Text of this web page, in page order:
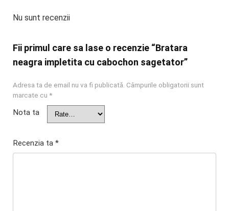
Nu sunt recenzii
Fii primul care sa lase o recenzie “Bratara
neagra impletita cu cabochon sagetator”
Adresa ta de email nu va fi publicată. Câmpurile obligatorii sunt
marcate cu *
Nota ta
Recenzia ta *